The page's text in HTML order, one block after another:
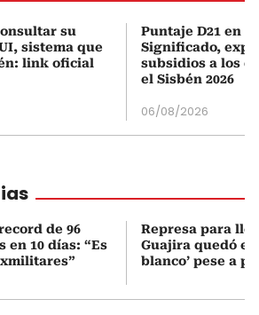
su
sistema que
link oficial
Puntaje D21 en
Significado,
subsidios a los
el Sisbén 2026
06/08/2026
de 96
en 10 días: “Es
Represa para
Guajira quedó en
blanco’ pese a